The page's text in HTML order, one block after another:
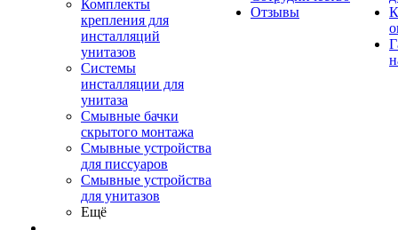
Комплекты
крепления для
инсталляций
унитазов
Системы
инсталляции для
унитаза
Смывные бачки
скрытого монтажа
Смывные устройства
для писсуаров
Смывные устройства
для унитазов
Ещё
Отзывы